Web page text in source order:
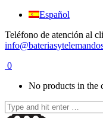
Español
Teléfono de atención al
0
No products in the